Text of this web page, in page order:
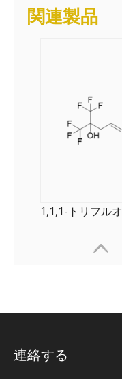
関連製品
連絡する